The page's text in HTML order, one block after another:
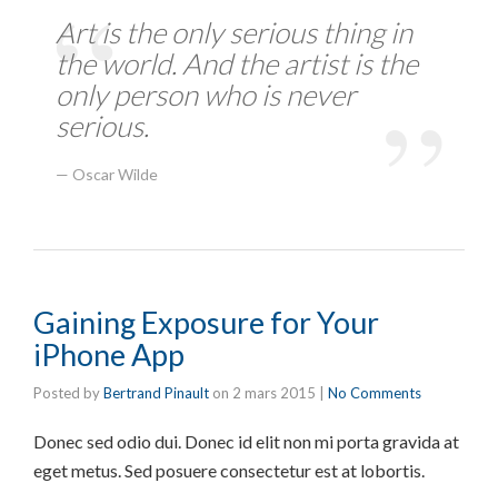
Art is the only serious thing in
the world. And the artist is the
only person who is never
serious.
Oscar Wilde
Gaining Exposure for Your
iPhone App
Posted byBertrand Pinault on 2 mars 2015 No Comments
Donec sed odio dui. Donec id elit non mi porta gravida at
eget metus. Sed posuere consectetur est at lobortis.